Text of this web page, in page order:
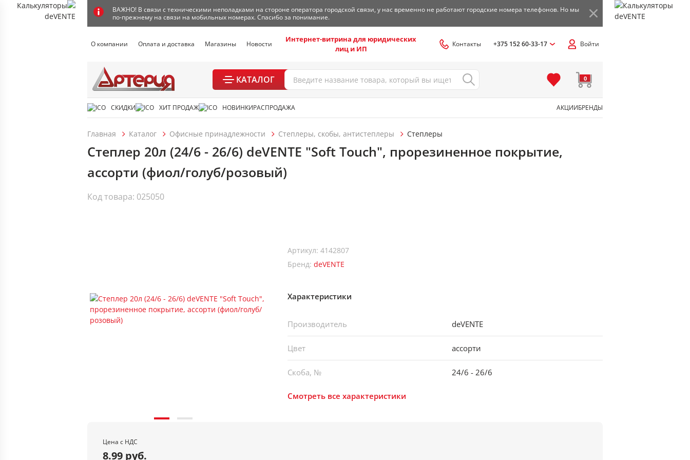
ВАЖНО! В связи с техническими неполадками на стороне оператора городской связи, у нас временно не работают городские номера телефонов. Но мы
по-прежнему на связи на мобильных номерах. Спасибо за понимание.
О компании Оплата и доставка Магазины Новости
Интернет-витрина для юридических
лиц и ИП
Контакты +375 152 60-33-17 Войти
КАТАЛОГ 0
СКИДКИ ХИТ ПРОДАЖ НОВИНКИРАСПРОДАЖА АКЦИИБРЕНДЫ
Главная Каталог Офисные принадлежности Степлеры, скобы, антистеплеры Степлеры
Степлер 20л (24/6 - 26/6) deVENTE "Soft Touch", прорезиненное покрытие,
ассорти (фиол/голуб/розовый)
Код товара: 025050
Артикул: 4142807
Бренд: deVENTE
Характеристики
Производитель deVENTE
Цвет ассорти
Скоба, № 24/6 - 26/6
Смотреть все характеристики
Цена с НДС
8.99 руб.